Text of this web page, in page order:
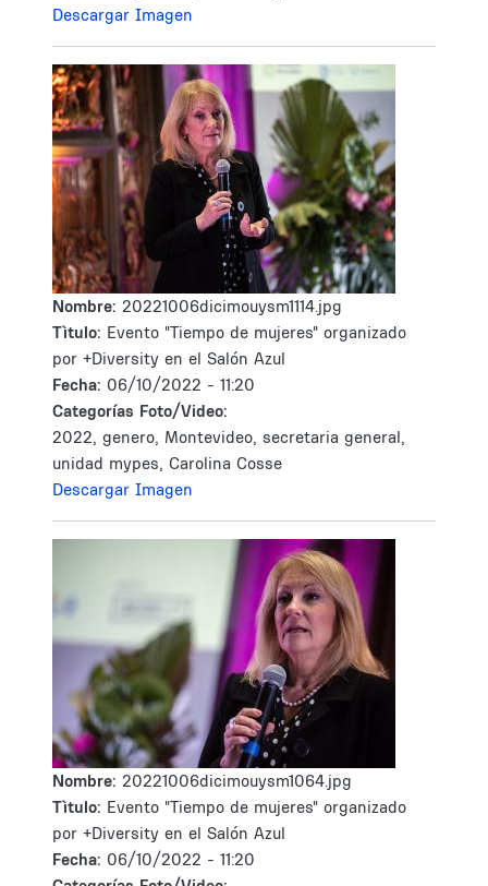
Descargar Imagen
Nombre: 20221006dicimouysm1114.jpg
Tìtulo: Evento "Tiempo de mujeres" organizado
por +Diversity en el Salón Azul
Fecha: 06/10/2022 - 11:20
Categorías Foto/Video:
2022, genero, Montevideo, secretaria general,
unidad mypes, Carolina Cosse
Descargar Imagen
Nombre: 20221006dicimouysm1064.jpg
Tìtulo: Evento "Tiempo de mujeres" organizado
por +Diversity en el Salón Azul
Fecha: 06/10/2022 - 11:20